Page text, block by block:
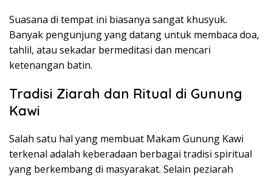
Suasana di tempat ini biasanya sangat khusyuk.
Banyak pengunjung yang datang untuk membaca doa,
tahlil, atau sekadar bermeditasi dan mencari
ketenangan batin.
Tradisi Ziarah dan Ritual di Gunung
Kawi
Salah satu hal yang membuat Makam Gunung Kawi
terkenal adalah keberadaan berbagai tradisi spiritual
yang berkembang di masyarakat. Selain peziarah